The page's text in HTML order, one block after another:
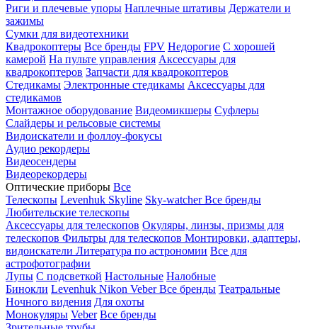
Риги и плечевые упоры Наплечные штативы Держатели и
зажимы
Сумки для видеотехники
Квадрокоптеры Все бренды FPV Недорогие С хорошей
камерой На пульте управления Аксессуары для
квадрокоптеров Запчасти для квадрокоптеров
Стедикамы Электронные стедикамы Аксессуары для
стедикамов
Монтажное оборудование Видеомикшеры Суфлеры
Слайдеры и рельсовые системы
Видоискатели и фоллоу-фокусы
Аудио рекордеры
Видеосендеры
Видеорекордеры
Оптические приборы Все
Телескопы Levenhuk Skyline Sky-watcherВсе бренды
Любительские телескопы
Аксессуары для телескопов Окуляры, линзы, призмы для
телескопов Фильтры для телескопов Монтировки, адаптеры,
видоискатели Литература по астрономии Все для
астрофотографии
Лупы С подсветкой Настольные Налобные
Бинокли Levenhuk Nikon VeberВсе бренды Театральные
Ночного видения Для охоты
Монокуляры Veber Все бренды